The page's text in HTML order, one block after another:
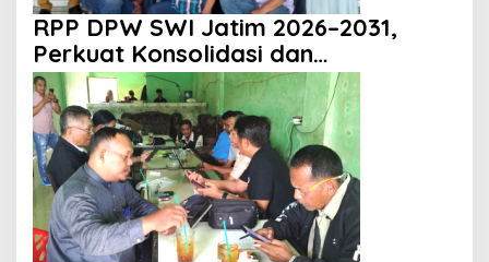
RPP DPW SWI Jatim 2026–2031,
Perkuat Konsolidasi dan
Profesionalisme Organisasi